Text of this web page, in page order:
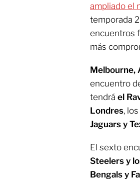
ampliado el
temporada
encuentros
más
Melbourne,
encuentro
tendrá el
Londres,
Jaguars y
El sexto
Steelers y
Bengals y